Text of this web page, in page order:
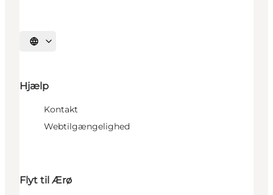
Vælg sprog
Hjælp
Kontakt
Webtilgængelighed
Flyt til Ærø